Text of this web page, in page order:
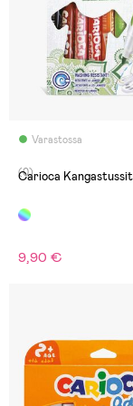
Varastossa
(0)
Carioca Kangastussit
9,90 €